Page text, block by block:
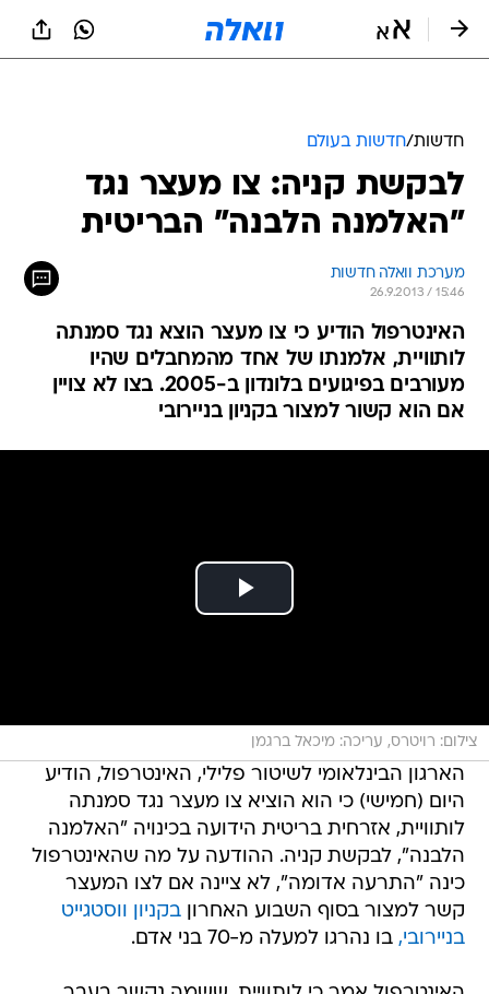
חדשות/חדשות בעולם
לבקשת קניה: צו מעצר נגד
"האלמנה הלבנה" הבריטית
מערכת וואלה חדשות
26.9.2013 / 15:46
האינטרפול הודיע כי צו מעצר הוצא נגד סמנתה
לותוויית, אלמנתו של אחד מהמחבלים שהיו
מעורבים בפיגועים בלונדון ב-2005. בצו לא צויין
אם הוא קשור למצור בקניון בניירובי
צילום: רויטרס, עריכה: מיכאל ברגמן
הארגון הבינלאומי לשיטור פלילי, האינטרפול, הודיע
היום (חמישי) כי הוא הוציא צו מעצר נגד סמנתה
לותוויית, אזרחית בריטית הידועה בכינויה "האלמנה
הלבנה", לבקשת קניה. ההודעה על מה שהאינטרפול
כינה "התרעה אדומה", לא ציינה אם לצו המעצר
קשר למצור בסוף השבוע האחרוןבקניון ווסטגייט
בניירובי, בו נהרגו למעלה מ-70 בני אדם.